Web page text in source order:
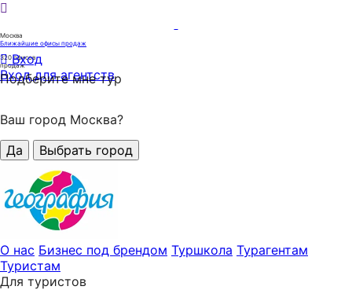
Москва
Ближайшие офисы продаж
320офисов
продаж
Вход
Вход для агентств
Подберите мне тур
Ваш город Москва?
Да
Выбрать город
О нас Бизнес под брендом Туршкола Турагентам
Туристам
Для туристов